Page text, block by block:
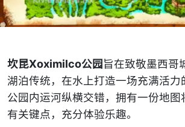
坎昆Xoximilco公园 旨在致敬墨西哥
湖泊传统，在水上打造一场充满活力
公园内运河纵横交错，拥有一份地图
有关键点，充分体验乐趣。